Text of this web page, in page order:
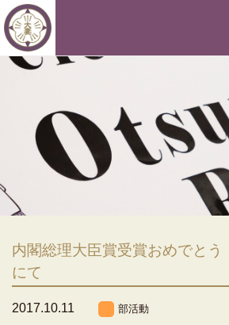
内閣総理大臣賞受賞おめでとう
にて
2017.10.11 部活動